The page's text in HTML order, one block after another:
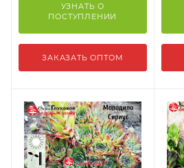
УЗНАТЬ О
ПОСТУПЛЕНИИ
ЗАКАЗАТЬ ОПТОМ